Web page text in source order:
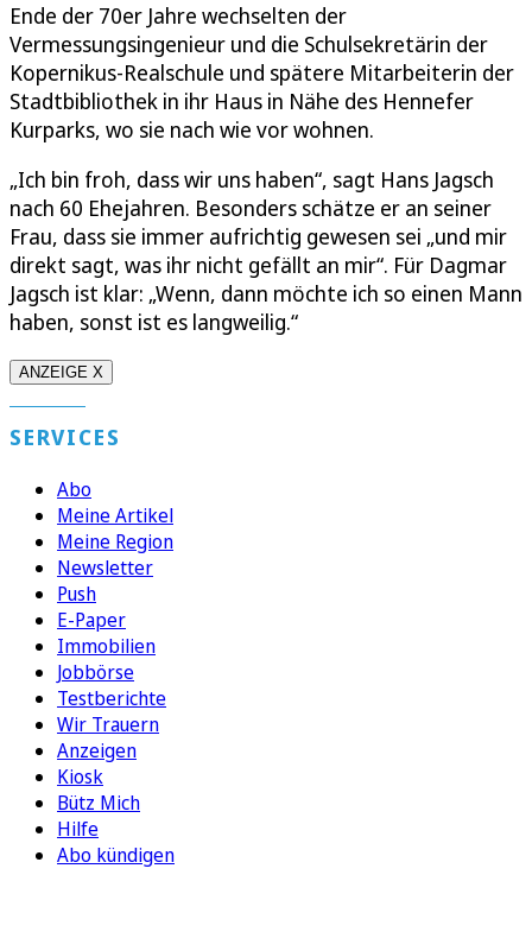
Ende der 70er Jahre wechselten der
Vermessungsingenieur und die Schulsekretärin der
Kopernikus-Realschule und spätere Mitarbeiterin der
Stadtbibliothek in ihr Haus in Nähe des Hennefer
Kurparks, wo sie nach wie vor wohnen.
„Ich bin froh, dass wir uns haben“, sagt Hans Jagsch
nach 60 Ehejahren. Besonders schätze er an seiner
Frau, dass sie immer aufrichtig gewesen sei „und mir
direkt sagt, was ihr nicht gefällt an mir“. Für Dagmar
Jagsch ist klar: „Wenn, dann möchte ich so einen Mann
haben, sonst ist es langweilig.“
ANZEIGE X
SERVICES
Abo
Meine Artikel
Meine Region
Newsletter
Push
E-Paper
Immobilien
Jobbörse
Testberichte
Wir Trauern
Anzeigen
Kiosk
Bütz Mich
Hilfe
Abo kündigen